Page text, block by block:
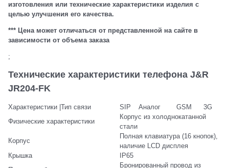
изготовления или технические характеристики изделия с
целью улучшения его качества.
*** Цена может отличаться от представленной на сайте в
зависимости от объема заказа
;
Технические характеристики телефона J&R
JR204-FK
Характеристики |Тип связи SIP Аналог GSM
3G
Физические характеристики
Корпус из холоднокатанной
стали
Корпус
Полная клавиатура (16 кнопок),
наличие LCD дисплея
Крышка
IP65
Бронированный провод из